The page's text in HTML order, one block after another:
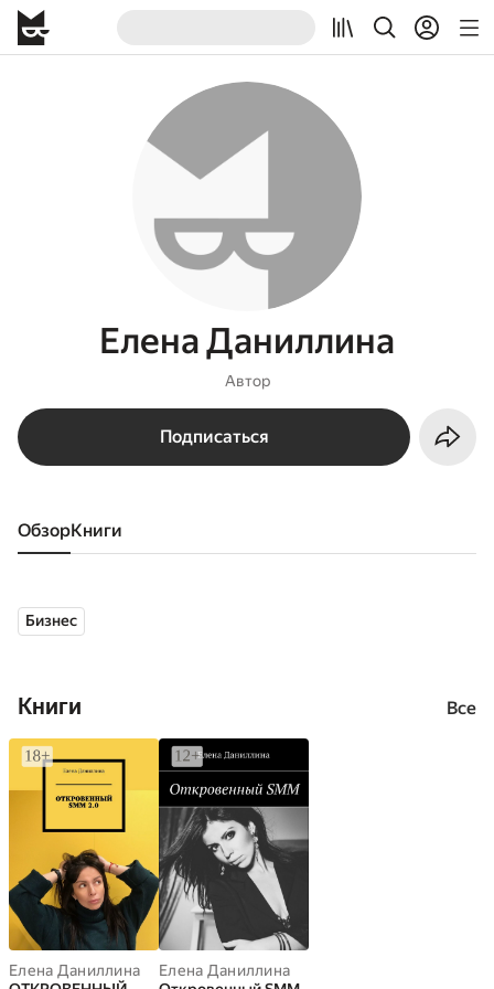
Елена Даниллина
Автор
Подписаться
Обзор книги
Бизнес
Книги Все
Елена Даниллина
Елена Даниллина